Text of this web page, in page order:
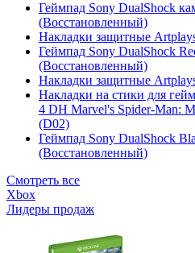
Геймпад Sony DualShock
(Восстановленный)
Накладки защитные
Геймпад Sony DualShock
(Восстановленный)
Накладки защитные
Накладки на стики для
4 DH Marvel's Spider-Man:
(D02)
Геймпад Sony DualShock
(Восстановленный)
Смотреть все
Xbox
Лидеры продаж